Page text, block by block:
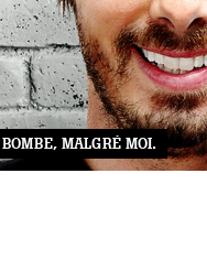
MALGRÉ MOI.